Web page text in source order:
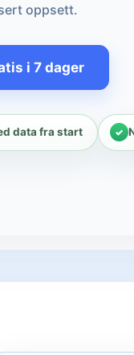
oppsett.
i 7 dager
data fra start